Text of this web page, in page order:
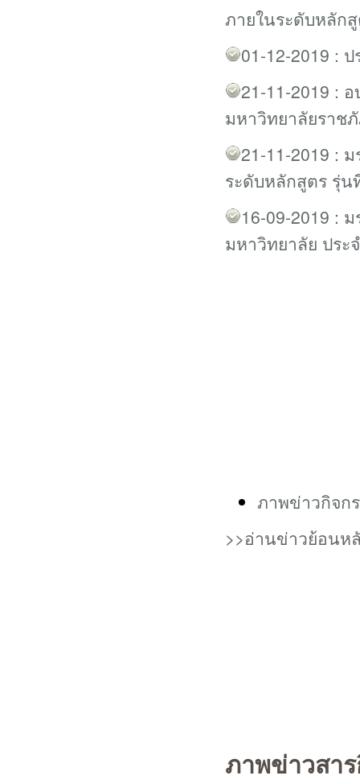
ภายในระดับหลัก
01-12-2019 :
21-11-2019 :
มหาวิทยาลัยราช
21-11-2019 :
ระดับหลักสูตร รุ่น
16-09-2019 :
มหาวิทยาลัย ประ
ภาพข่าวกิจก
>>อ่านข่าวย้อน
ภาพข่าวสา